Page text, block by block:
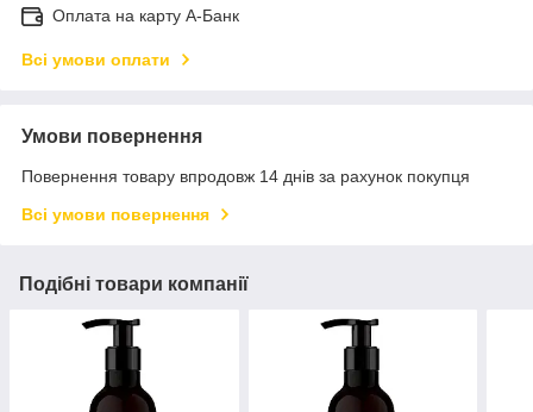
Оплата на карту А-Банк
Всі умови оплати
Умови повернення
Повернення товару впродовж 14 днів за рахунок покупця
Всі умови повернення
Подібні товари компанії